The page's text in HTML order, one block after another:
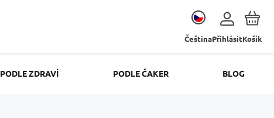
ČeštinaPřihlásitKošík
PODLE ZDRAVÍ PODLE ČAKER BLOG